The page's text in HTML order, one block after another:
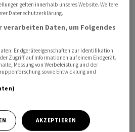
Raumgefährts seiner Firma
TeslaOptimus an Bord gut
2029 Menschen zu dem
Musk am Freitag auf seiner
X. 2031 sei dafür allerdings
er hinzu.
gelten innerhalb unseres Website. Weitere
Datenschutzerklärung.
verarbeiten Daten, um Folgendes
Endgeräteeigenschaften zur Identifikation
Zugriff auf Informationen auf einem Endgerät.
Messung von Werbeleistung und der
sowie Entwicklung und
AKZEPTIEREN